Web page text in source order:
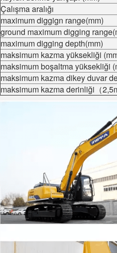
Çalışma aralığı
maximum diggign range(mm)
ground maximum digging
maximum digging depth(mm)
maksimum kazma yüksekliği
maksimum boşaltma yüksekliği
maksimum kazma dikey duvar
maksimum kazma derinliği（